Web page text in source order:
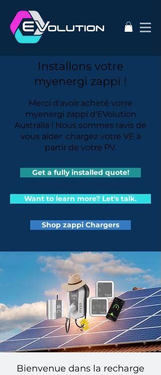
Installons votre
myenergi zappi !
Merci d'avoir acheté votre
myenergi zappi d'EVolution
Australia ! Nous sommes ravis de
vous aider chargez votre VE à
partir de votre PV.
Get a fully installed quote!
Want to learn more? Let's talk.
Shop zappi Chargers
Bienvenue dans la recharge